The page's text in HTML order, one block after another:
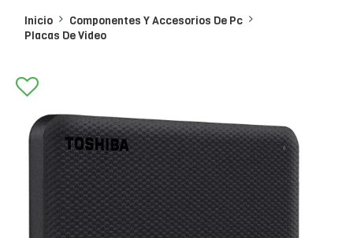
Inicio
Componentes Y Accesorios De Pc
Placas De Video